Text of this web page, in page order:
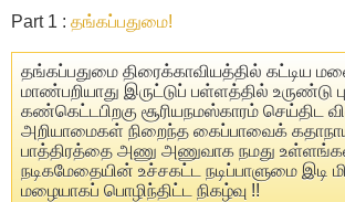
Part 1 : தங்கப்பதுமை!
தங்கப்பதுமை திரைக்காவியத்தில் கட்டிய
மாண்பறியாது இருட்டுப் பள்ளத்தில் உருண்டு
கண்கெட்டபிறகு சூரியநமஸ்காரம் செய்திட
அறியாமைகள் நிறைந்த கைப்பாவைக்
பாத்திரத்தை அணு அணுவாக நமது
நடிகமேதையின் உச்சகட்ட நடிப்பாளுமை இடி
மழையாகப் பொழிந்திட்ட நிகழ்வு !!